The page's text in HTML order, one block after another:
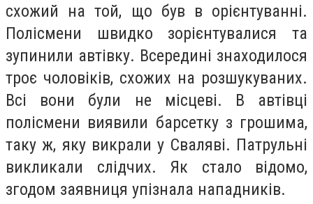
схожий на той, що був в орієнтуванні.
Полісмени швидко зорієнтувалися та
зупинили автівку. Всередині знаходилося
троє чоловіків, схожих на розшукуваних.
Всі вони були не місцеві. В автівці
полісмени виявили барсетку з грошима,
таку ж, яку викрали у Сваляві. Патрульні
викликали слідчих. Як стало відомо,
згодом заявниця упізнала нападників.